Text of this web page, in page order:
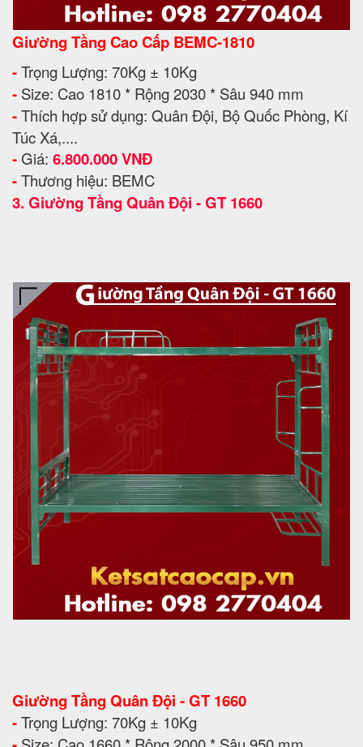
Giường Tầng Cao Cấp BEMC-1810
-Trọng Lượng: 70Kg ± 10Kg
- Size: Cao 1810 * Rộng 2030 * Sâu 940 mm
-Thích hợp sử dụng: Quân Đội, Bộ Quốc Phòng, Kí
Túc Xá,....
- Giá: 6.800.000 VNĐ
-Thương hiệu: BEMC
3. Giường Tầng Quân Đội - GT 1660
Giường Tầng Quân Đội - GT 1660
-Trọng Lượng: 70Kg ± 10Kg